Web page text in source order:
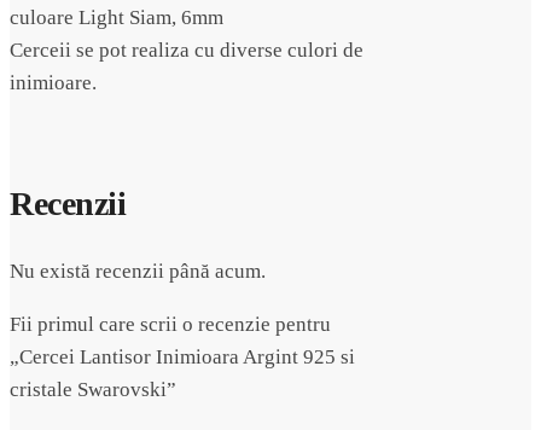
culoare Light Siam, 6mm
Cerceii se pot realiza cu diverse culori de
inimioare.
Recenzii
Nu există recenzii până acum.
Fii primul care scrii o recenzie pentru
„Cercei Lantisor Inimioara Argint 925 si
cristale Swarovski”